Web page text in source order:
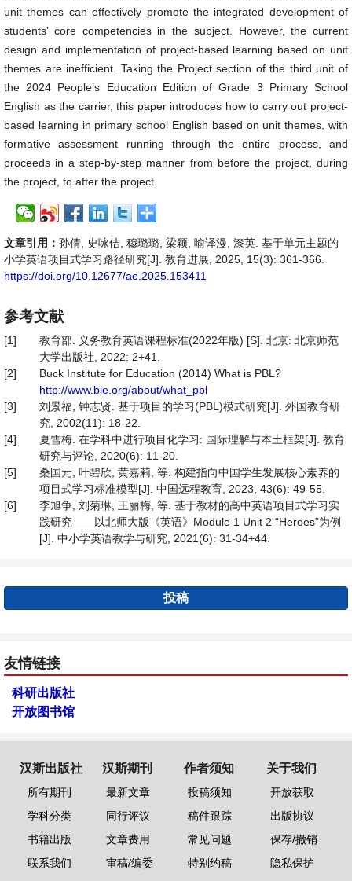
unit themes can effectively promote the integrated development of
students’ core competencies in the subject. However, the current
design and implementation of project-based learning based on unit
themes are inefficient. Taking the Project section of the third unit of
the 2024 People’s Education Edition of Grade 3 Primary School
English as the carrier, this paper introduces how to carry out project-
based learning in primary school English based on unit themes, with
formative assessment running through the entire process, and
proceeds in a step-by-step manner from before the project, during
the project, to after the project.
文章引用： 孙倩, 史咏佶, 穆璐璐, 梁颖, 喻译漫, 漆英. 基于单元主题的
小学英语项目式学习路径研究[J]. 教育进展, 2025, 15(3): 361-366.
https://doi.org/10.12677/ae.2025.153411
参考文献
[1]
教育部. 义务教育英语课程标准(2022年版) [S]. 北京: 北京师范
大学出版社, 2022: 2+41.
[2]
Buck Institute for Education (2014) What is PBL?
http://www.bie.org/about/what_pbl
[3]
刘景福, 钟志贤. 基于项目的学习(PBL)模式研究[J]. 外国教育研
究, 2002(11): 18-22.
[4]
夏雪梅. 在学科中进行项目化学习: 国际理解与本土框架[J]. 教育
研究与评论, 2020(6): 11-20.
[5]
桑国元, 叶碧欣, 黄嘉莉, 等. 构建指向中国学生发展核心素养的
项目式学习标准模型[J]. 中国远程教育, 2023, 43(6): 49-55.
[6]
李旭争, 刘菊琳, 王丽梅, 等. 基于教材的高中英语项目式学习实
践研究——以北师大版《英语》Module 1 Unit 2 “Heroes”为例
[J]. 中小学英语教学与研究, 2021(6): 31-34+44.
投稿
友情链接
科研出版社
开放图书馆
汉斯出版社
所有期刊
学科分类
书籍出版
联系我们
汉斯期刊
最新文章
同行评议
文章费用
审稿/编委
作者须知
投稿须知
稿件跟踪
常见问题
特别约稿
关于我们
开放获取
出版协议
保存/撤销
隐私保护